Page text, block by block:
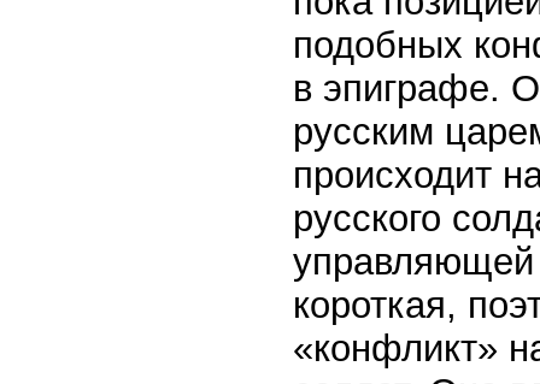
подобных
в эпиграфе.
русским
происходит
русского
управляющей
короткая,
«конфликт»